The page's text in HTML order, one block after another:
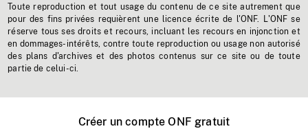
Toute reproduction et tout usage du contenu de ce site autrement que
pour des fins privées requièrent une licence écrite de l'ONF. L'ONF se
réserve tous ses droits et recours, incluant les recours en injonction et
en dommages-intérêts, contre toute reproduction ou usage non autorisé
des plans d'archives et des photos contenus sur ce site ou de toute
partie de celui-ci.
Créer un compte ONF gratuit